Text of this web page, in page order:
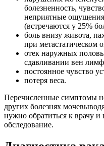
болезненность,
неприятные
(встречаются у 25%
боль внизу живота,
при метастатическом
отек наружных
сдавливании вен
постоянное чувство
потеря веса.
Перечисленные симптомы
других болезнях
нужно обратиться к врачу
обследование.